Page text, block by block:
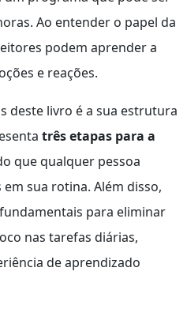
Ao entender o papel da
podem aprender a
e reações.
deste livro é a sua estrutura
três etapas para a
que qualquer pessoa
sua rotina. Além disso,
para eliminar
nas tarefas diárias,
de aprendizado